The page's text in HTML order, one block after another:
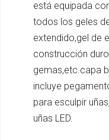
está equipada
todos los geles
extendido,gel de
construcción
gemas,etc.capa
incluye
para esculpir
uñas LED.